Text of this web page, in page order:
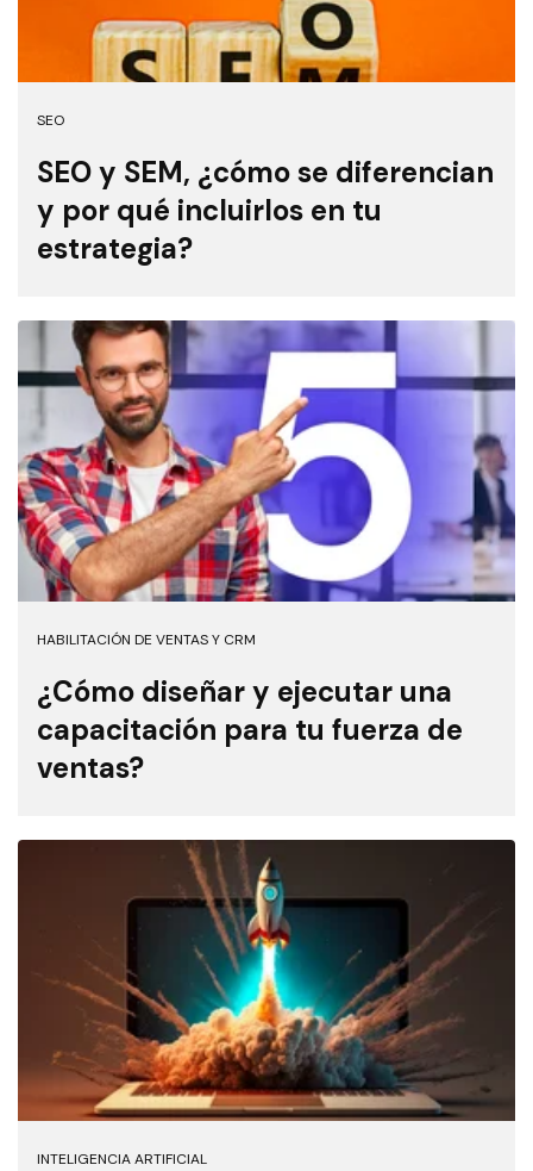
SEO
SEO y SEM, ¿cómo se diferencian
y por qué incluirlos en tu
estrategia?
HABILITACIÓN DE VENTAS Y CRM
¿Cómo diseñar y ejecutar una
capacitación para tu fuerza de
ventas?
INTELIGENCIA ARTIFICIAL